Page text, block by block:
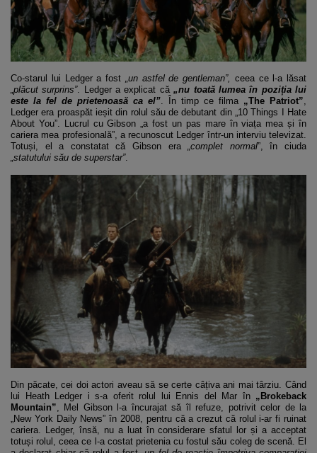
Co-starul lui Ledger a fost „un astfel de gentleman”, ceea ce l-a lăsat
„plăcut surprins”. Ledger a explicat că„nu toată lumea în poziția lui
este la fel de prietenoasă ca el” . În timp ce filma „The Patriot”
Ledger era proaspăt ieșit din rolul său de debutant din „10 Things I Hate
About You”. Lucrul cu Gibson „a fost un pas mare în viața mea și în
cariera mea profesională”, a recunoscut Ledger într-un interviu televizat.
Totuși, el a constatat că Gibson era
„complet normal”, în ciuda
„statutului său de superstar”.
Din păcate, cei doi actori aveau să se certe câțiva ani mai târziu. Când
lui Heath Ledger i s-a oferit rolul lui Ennis del Mar în„Brokeback
Mountain”, Mel Gibson l-a încurajat să îl refuze, potrivit celor de la
„New York Daily News” în 2008, pentru că a crezut că rolul i-ar fi ruinat
cariera. Ledger, însă, nu a luat în considerare sfatul lor și a acceptat
totuși rolul, ceea ce l-a costat prietenia cu fostul său coleg de scenă. El